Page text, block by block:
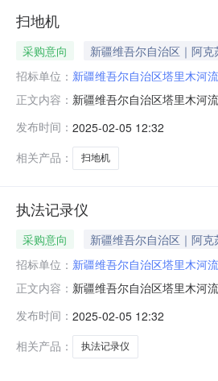
扫地机
采购意向 新疆维吾尔自治区｜阿
招标单位： 新疆维吾尔自治区塔里木河
正文内容： 新疆维吾尔自治区塔里木河
机采购标的数量：2采购需
项目情况以相关采
发布时间： 2025-02-05 12:32
相关产品：
扫地机
执法记录仪
采购意向 新疆维吾尔自治区｜阿
招标单位： 新疆维吾尔自治区塔里木河
正文内容： 新疆维吾尔自治区塔里木河
购标的名称：执法记录仪采
的初步安排，具体采购
发布时间： 2025-02-05 12:32
相关产品：
执法记录仪